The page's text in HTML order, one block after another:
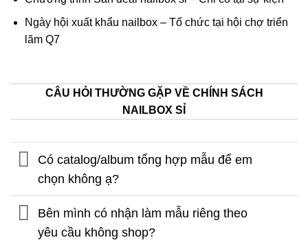
Ngày hội xuất khẩu nailbox – Tổ chức tại hội chợ triển
lãm Q7
CÂU HỎI THƯỜNG GẶP VỀ CHÍNH SÁCH
NAILBOX SỈ
Có catalog/album tổng hợp mẫu để em
chọn không ạ?
Bên mình có nhận làm mẫu riêng theo
yêu cầu không shop?